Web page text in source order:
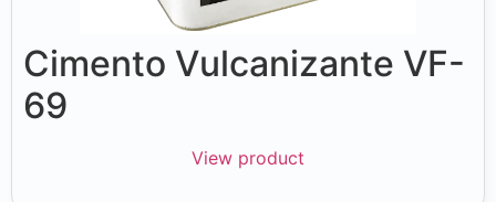
Cimento Vulcanizante VF-
69
View product